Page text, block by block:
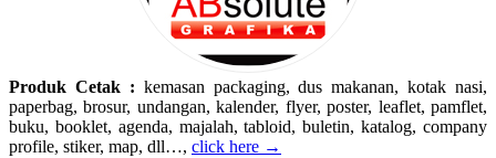
Produk Cetak : kemasan packaging, dus makanan, kotak nasi,
paperbag, brosur, undangan, kalender, flyer, poster, leaflet, pamflet,
buku, booklet, agenda, majalah, tabloid, buletin, katalog, company
profile, stiker, map, dll…, click here →